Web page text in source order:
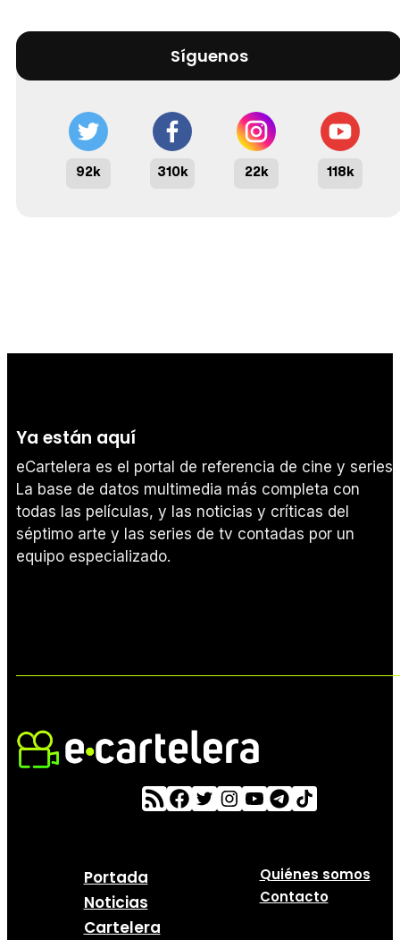
Síguenos
92k 310k 22k 118k
Ya están aquí
eCartelera es el portal de referencia de cine y series.
La base de datos multimedia más completa con
todas las películas, y las noticias y críticas del
séptimo arte y las series de tv contadas por un
equipo especializado.
Portada
Noticias
Cartelera
Quiénes somos
Contacto